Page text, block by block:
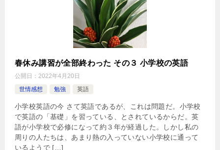
春休み講習が全部終わった その３ 小学校の英語
公開日： 2022年4月20日
世情感想
勉強 英語
小学校英語の今 さて英語であるが、これは問題だ。小学校
で英語の「基礎」を習っている、とされているからだ。英
語が小学校で必修になって約３年が経過した。しかし私の
周りの人たちは、あまり熱の入っていない小学校に通って
いるようで […]